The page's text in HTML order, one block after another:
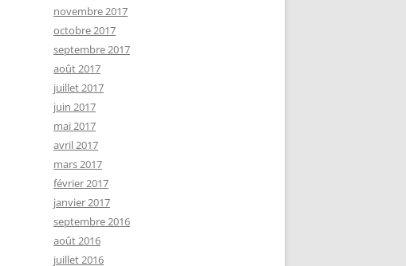
novembre 2017
octobre 2017
septembre 2017
août 2017
juillet 2017
juin 2017
mai 2017
avril 2017
mars 2017
février 2017
janvier 2017
septembre 2016
août 2016
juillet 2016